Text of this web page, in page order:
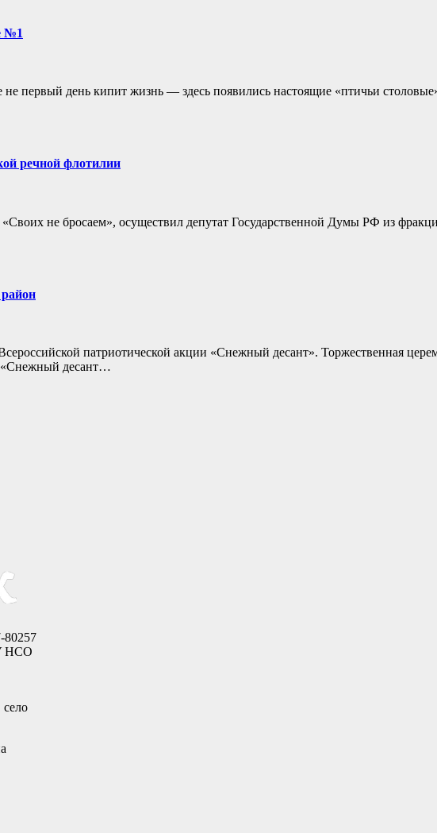
№1
первый день кипит жизнь — здесь появились настоящие «птичьи
речной флотилии
не бросаем», осуществил депутат Государственной Думы РФ из
патриотической акции «Снежный десант». Торжественная
«Снежный десант…
НСО